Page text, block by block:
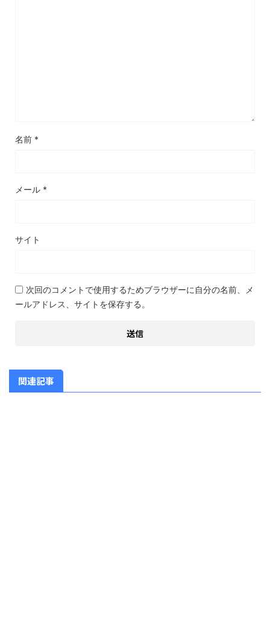
名前 *
メール *
サイト
次回のコメントで使用するためブラウザーに自分の名前、メ
ールアドレス、サイトを保存する。
関連記事